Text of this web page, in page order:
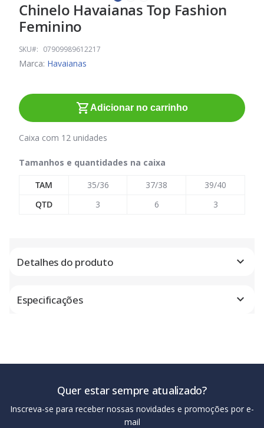
Saltar
para
o
início
da
imagens
Chinelo Havaianas Top Fashion
Feminino
SKU 07909989612217
Marca: Havaianas
Adicionar no carrinho
Caixa com 12 unidades
Tamanhos e quantidades na caixa
TAM
35/36 37/38
39/40
QTD
3 6 3
Detalhes do produto
Especificações
Quer estar sempre atualizado?
Inscreva-se para receber nossas novidades e promoções por e-
mail